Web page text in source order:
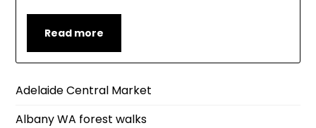
Read more
Adelaide Central Market
Albany WA forest walks